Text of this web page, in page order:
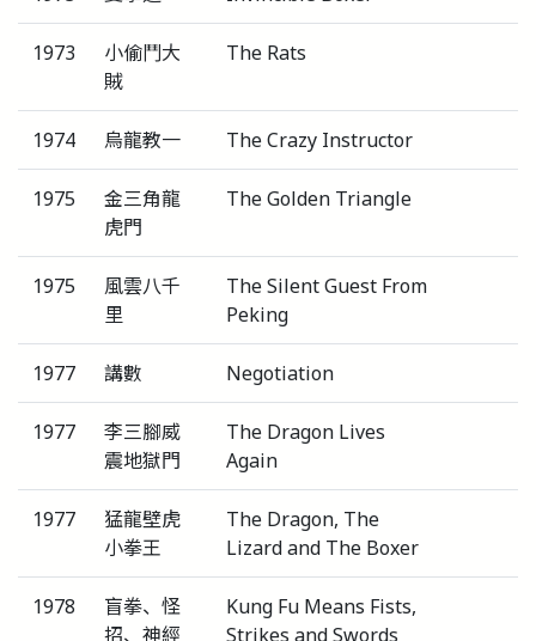
1973
小偷鬥大
賊
The Rats
1974 烏龍教一 The Crazy Instructor
1975
金三角龍
虎門
The Golden Triangle
1975
風雲八千
里
The Silent Guest From
Peking
1977 講數 Negotiation
1977
李三腳威
震地獄門
The Dragon Lives
Again
1977
猛龍壁虎
小拳王
The Dragon, The
Lizard and The Boxer
1978
盲拳、怪
招、神經
Kung Fu Means Fists,
Strikes and Swords